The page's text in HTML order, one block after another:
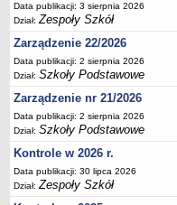
BIURO FINANSÓW OŚWIATY
Dane podstawowe
Statut
Majątek
Godziny dyżurów
Ogłoszenia
Zarządzenia
Rejestry, ewidencje, archiwa
Kontrole
Data publikacji: 3 sierpnia 2026
Dział:Zespoły Szkół
Zarządzenie 22/2026
Data publikacji: 2 sierpnia 2026
Dział:Szkoły Podstawowe
Zarządzenie nr 21/2026
Data publikacji: 2 sierpnia 2026
Dział:Szkoły Podstawowe
Kontrole w 2026 r.
Data publikacji: 30 lipca 2026
Dział:Zespoły Szkół